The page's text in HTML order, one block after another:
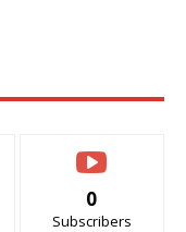
0
Subscribers